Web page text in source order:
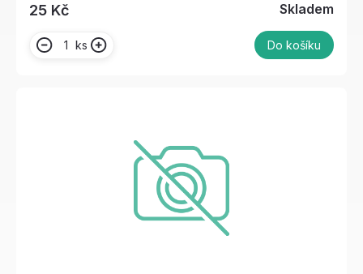
25 Kč
Skladem
ks Do košíku